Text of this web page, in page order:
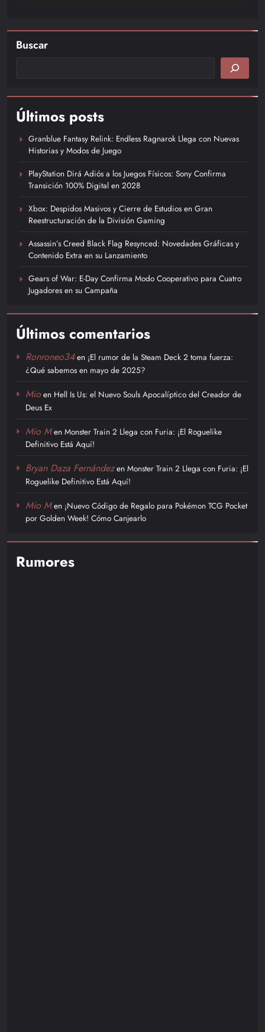
Buscar
Últimos posts
Granblue Fantasy Relink: Endless Ragnarok Llega con Nuevas
Historias y Modos de Juego
PlayStation Dirá Adiós a los Juegos Físicos: Sony Confirma
Transición 100% Digital en 2028
Xbox: Despidos Masivos y Cierre de Estudios en Gran
Reestructuración de la División Gaming
Assassin’s Creed Black Flag Resynced: Novedades Gráficas y
Contenido Extra en su Lanzamiento
Gears of War: E-Day Confirma Modo Cooperativo para Cuatro
Jugadores en su Campaña
Últimos comentarios
Ronroneo34en ¡El rumor de la Steam Deck 2 toma fuerza:
¿Qué sabemos en mayo de 2025?
Mioen Hell Is Us: el Nuevo Souls Apocalíptico del Creador de
Deus Ex
Mio Men Monster Train 2 Llega con Furia: ¡El Roguelike
Definitivo Está Aquí!
Bryan Daza Fernándezen Monster Train 2 Llega con Furia: ¡El
Roguelike Definitivo Está Aquí!
Mio Men ¡Nuevo Código de Regalo para Pokémon TCG Pocket
por Golden Week! Cómo Canjearlo
Rumores